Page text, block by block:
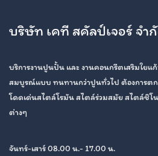
บริษัท เคที สคัลป์เจอร์ จำ
บริการงานปูนปั้น และ งานคอนกรีตเสริมใยแ
สมบูรณ์แบบ ทนทานกว่าปูนทั่วไป ต้องการต
โดดเด่นสไตล์โรมัน สไตล์ร่วมสมัย สไตล์ชิโ
ต่างๆ
จันทร์-เสาร์ 08.00 น.- 17.00 น.